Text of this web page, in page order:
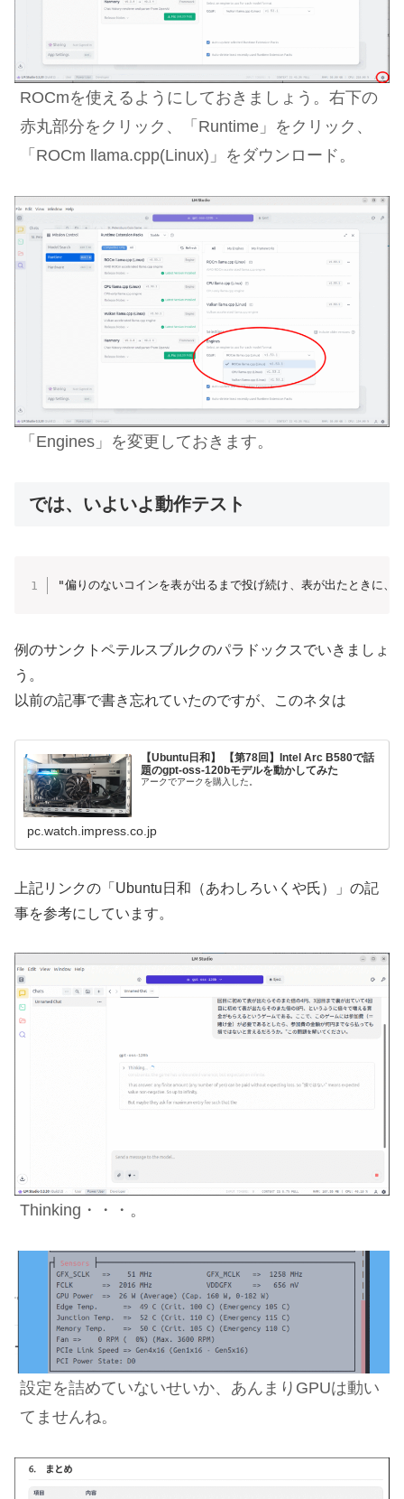
ROCmを使えるようにしておきましょう。右下の
赤丸部分をクリック、「Runtime」をクリック、
「ROCm llama.cpp(Linux)」をダウンロード。
「Engines」を変更しておきます。
では、いよいよ動作テスト
"偏りのないコインを表が出るまで投げ続け、表が出たときに
例のサンクトペテルスブルクのパラドックスでいきましょ
う。
以前の記事で書き忘れていたのですが、このネタは
【Ubuntu日和】 【第78回】Intel Arc B580で話
題のgpt-oss-120bモデルを動かしてみた
アークでアークを購入した。
pc.watch.impress.co.jp
上記リンクの「Ubuntu日和（あわしろいくや氏）」の記
事を参考にしています。
Thinking・・・。
設定を詰めていないせいか、あんまりGPUは動い
てませんね。